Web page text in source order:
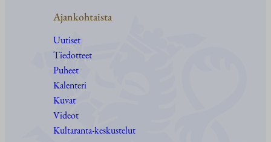
Ajankohtaista
Uutiset
Tiedotteet
Puheet
Kalenteri
Kuvat
Videot
Kultaranta-keskustelut